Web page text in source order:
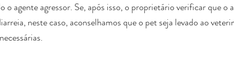
o agente agressor. Se, após isso, o proprietário verificar que o
neste caso, aconselhamos que o pet seja levado ao